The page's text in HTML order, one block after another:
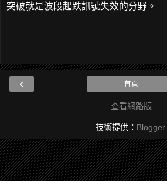
突破就是波段起跌訊號失效的分野。
‹ 首頁
查看網路版
技術提供： Blogger.